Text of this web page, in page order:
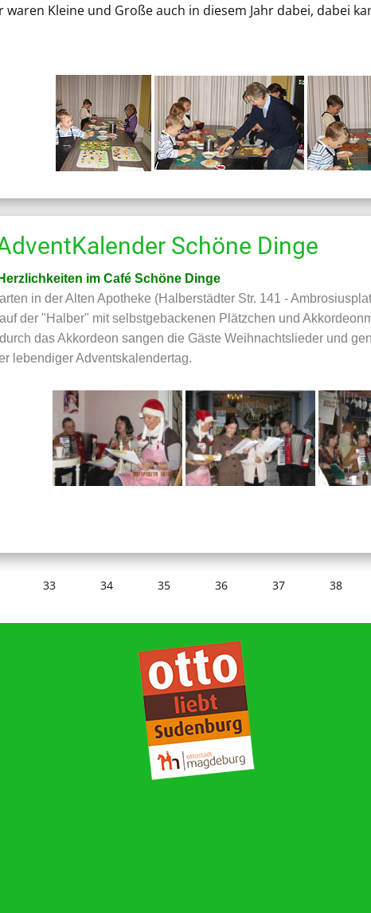
waren Kleine und Große auch in diesem Jahr dabei, dabei
Schöne Dinge
im Café Schöne Dinge
in der Alten Apotheke (Halberstädter Str. 141 -
der "Halber" mit selbstgebackenen Plätzchen und
das Akkordeon sangen die Gäste Weihnachtslieder und
lebendiger Adventskalendertag.
33 34 35 36 37 38